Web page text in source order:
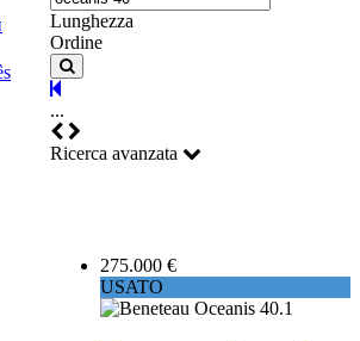
Lunghezza
Ordine
...
Ricerca avanzata
275.000 €
USATO